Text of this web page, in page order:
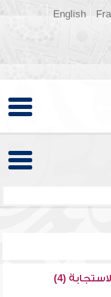
English
(4)